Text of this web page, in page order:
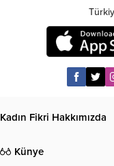
Kadın Fikri Hakkımızda
Künye